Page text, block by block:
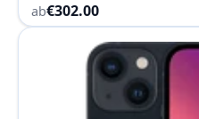
ab€302.00